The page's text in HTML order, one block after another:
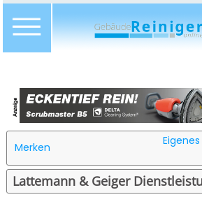
Merken
Lattemann & Geiger